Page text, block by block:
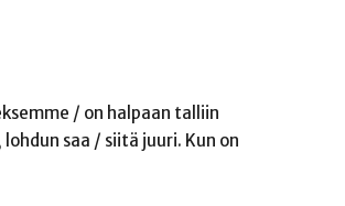
/ on halpaan talliin
saa / siitä juuri. Kun on